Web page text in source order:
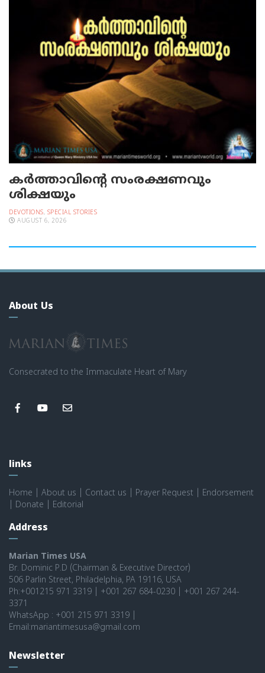
കർത്താവിന്റെ സംരക്ഷണവും
ശിക്ഷയും
DEVOTIONS, SPECIAL STORIES
AUGUST 6, 2026
About Us
Consecrated to the Immaculate Heart of Mary
links
Home About us Contact us Prayer Request
Endorsement
Donate Editorial
Address
Marian Times USA
Br. Dominic P.D (Chairman & Executive Director)
506 Parlin Street, Philadelphia, PA 19116, USA
Ph:+001215 971 3319 | +001 267 684-0230 | +001 267 244-
3371
WhatsApp : +001 215 971 3319 |
Email:mariantimesusa@gmail.com
Newsletter